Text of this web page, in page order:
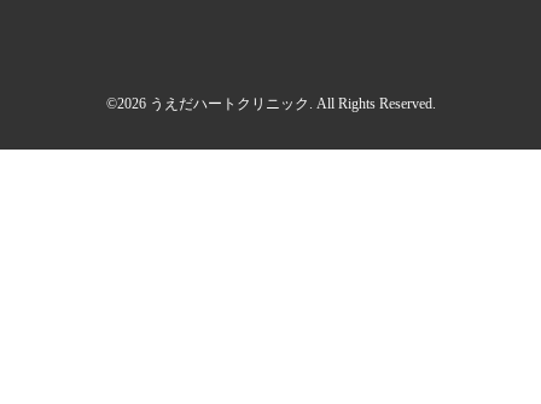
©2026 うえだハートクリニック . All Rights Reserved.